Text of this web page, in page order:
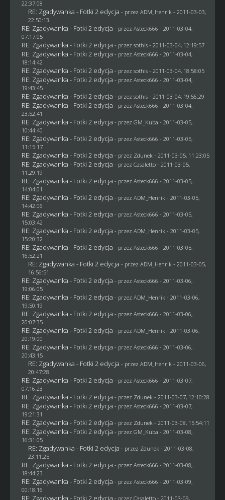
22:37:08
RE: Zgadywanka - Fotki 2 edycja - przez ADM_Henrik- 2011-03-03,
22:50:13
RE: Zgadywanka - Fotki 2 edycja - przez Asteck666 - 2011-03-04,
07:17:05
RE: Zgadywanka - Fotki 2 edycja - przez sothis- 2011-03-04, 12:19:57
RE: Zgadywanka - Fotki 2 edycja - przez Asteck666 - 2011-03-04,
18:14:42
RE: Zgadywanka - Fotki 2 edycja - przez sothis- 2011-03-04, 18:58:05
RE: Zgadywanka - Fotki 2 edycja - przez Asteck666 - 2011-03-04,
19:43:45
RE: Zgadywanka - Fotki 2 edycja - przez sothis- 2011-03-04, 19:56:29
RE: Zgadywanka - Fotki 2 edycja - przez Asteck666 - 2011-03-04,
23:52:41
RE: Zgadywanka - Fotki 2 edycja - przez GM_Kuba - 2011-03-05,
10:44:40
RE: Zgadywanka - Fotki 2 edycja - przez Asteck666 - 2011-03-05,
11:15:17
RE: Zgadywanka - Fotki 2 edycja - przez Zdunek- 2011-03-05, 11:23:05
RE: Zgadywanka - Fotki 2 edycja - przez Casaletto- 2011-03-05,
11:29:19
RE: Zgadywanka - Fotki 2 edycja - przez Asteck666 - 2011-03-05,
14:04:01
RE: Zgadywanka - Fotki 2 edycja - przez ADM_Henrik- 2011-03-05,
14:42:06
RE: Zgadywanka - Fotki 2 edycja - przez Asteck666 - 2011-03-05,
15:03:42
RE: Zgadywanka - Fotki 2 edycja - przez ADM_Henrik- 2011-03-05,
15:20:32
RE: Zgadywanka - Fotki 2 edycja - przez Asteck666 - 2011-03-05,
16:52:21
RE: Zgadywanka - Fotki 2 edycja - przez ADM_Henrik- 2011-03-05,
16:56:51
RE: Zgadywanka - Fotki 2 edycja - przez Asteck666 - 2011-03-06,
19:06:05
RE: Zgadywanka - Fotki 2 edycja - przez ADM_Henrik- 2011-03-06,
19:50:19
RE: Zgadywanka - Fotki 2 edycja - przez Asteck666 - 2011-03-06,
20:07:35
RE: Zgadywanka - Fotki 2 edycja - przez ADM_Henrik- 2011-03-06,
20:19:00
RE: Zgadywanka - Fotki 2 edycja - przez Asteck666 - 2011-03-06,
20:43:15
RE: Zgadywanka - Fotki 2 edycja - przez ADM_Henrik- 2011-03-06,
20:47:28
RE: Zgadywanka - Fotki 2 edycja - przez Asteck666 - 2011-03-07,
07:16:23
RE: Zgadywanka - Fotki 2 edycja - przez Zdunek- 2011-03-07, 12:10:28
RE: Zgadywanka - Fotki 2 edycja - przez Asteck666 - 2011-03-07,
19:21:31
RE: Zgadywanka - Fotki 2 edycja - przez Zdunek- 2011-03-08, 15:54:11
RE: Zgadywanka - Fotki 2 edycja - przez GM_Kuba - 2011-03-08,
16:31:05
RE: Zgadywanka - Fotki 2 edycja - przez Zdunek- 2011-03-08,
23:11:25
RE: Zgadywanka - Fotki 2 edycja - przez Asteck666 - 2011-03-08,
18:44:23
RE: Zgadywanka - Fotki 2 edycja - przez Asteck666 - 2011-03-09,
00:18:16
RE: Zgadywanka - Fotki 2 edycja - przez Casaletto- 2011-03-09,